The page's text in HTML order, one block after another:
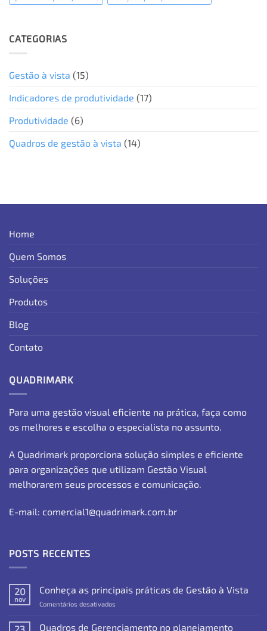
CATEGORIAS
Gestão à vista (15)
Indicadores de produtividade (17)
Produtividade (6)
Quadros de gestão à vista (14)
Home
Quem Somos
Soluções
Produtos
Blog
Contato
QUADRIMARK
Para uma gestão visual eficiente na prática, faça como
os melhores e escolha o especialista no assunto.
A Quadrimark proporciona solução simples e eficiente
para organizações que utilizam Gestão Visual
melhorarem seus processos e comunicação.
E-mail: comercial1@quadrimark.com.br
POSTS RECENTES
20
nov
Conheça as principais práticas de Gestão à Vista
Comentários desativados
Quadros de Gerenciamento no planejamento